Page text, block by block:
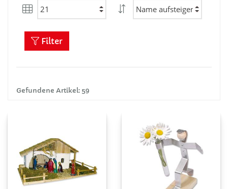
Gefundene Artikel: 59
Filter